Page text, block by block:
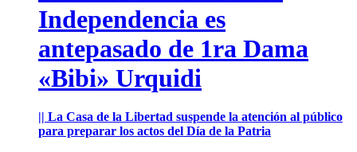
Independencia es
antepasado de 1ra Dama
«Bibi» Urquidi
|| La Casa de la Libertad suspende la atención al público
para preparar los actos del Día de la Patria